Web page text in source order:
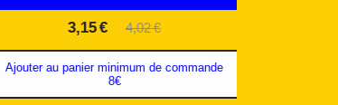
Ajouter au panier minimum de commande